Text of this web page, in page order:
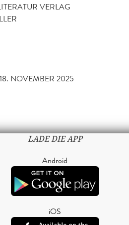
VERLAG
18. NOVEMBER 2025
LADE DIE APP
Android
iOS